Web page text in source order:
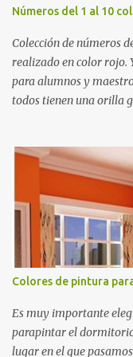
Números del 1 al 10
Colección de números
realizado en color rojo.
para alumnos y
todos tienen una orilla
matemáticos, para
otras cosas.
Colores de pintura
Es muy importante
parapintar el
lugar en el que